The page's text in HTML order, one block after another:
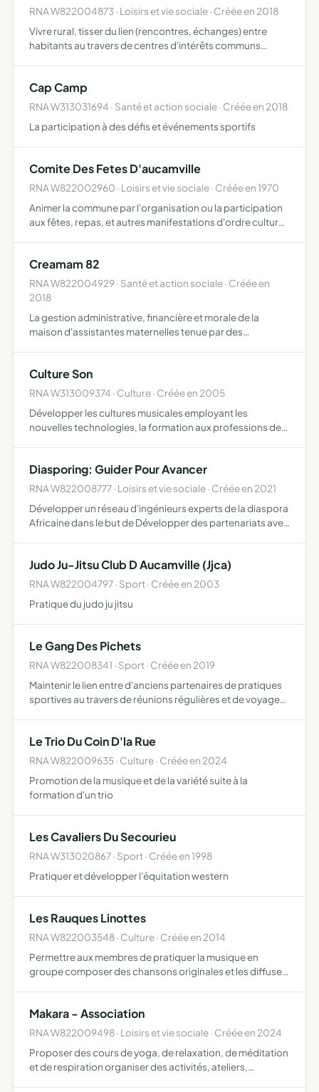
RNA W822004873 · Loisirs et vie sociale · Créée en 2018
Vivre rural, tisser du lien (rencontres, échanges) entre
habitants au travers de centres d'intérêts communs
associatives…
Cap Camp
RNA W313031694 · Santé et action sociale · Créée en 2018
La participation à des défis et événements sportifs
Comite Des Fetes D'aucamville
RNA W822002960 · Loisirs et vie sociale · Créée en 1970
Animer la commune par l'organisation ou la participation
aux fêtes, repas, et autres manifestations d'ordre culturel,
Creamam 82
RNA W822004929 · Santé et action sociale · Créée en
2018
La gestion administrative, financière et morale de la
maison d'assistantes maternelles tenue par des
individualit…
Culture Son
RNA W313009374 · Culture · Créée en 2005
Développer les cultures musicales employant les
nouvelles technologies, la formation aux professions de
personn…
Diasporing: Guider Pour Avancer
RNA W822008777 · Loisirs et vie sociale · Créée en 2021
Développer un réseau d'ingénieurs experts de la diaspora
Africaine dans le but de Développer des partenariats avec
Judo Ju-Jitsu Club D Aucamville (Jjca)
RNA W822004797 · Sport · Créée en 2003
Pratique du judo ju jitsu
Le Gang Des Pichets
RNA W822008341 · Sport · Créée en 2019
Maintenir le lien entre d'anciens partenaires de pratiques
sportives au travers de réunions régulières et de voyages
Le Trio Du Coin D'la Rue
RNA W822009635 · Culture · Créée en 2024
Promotion de la musique et de la variété suite à la
formation d'un trio
Les Cavaliers Du Secourieu
RNA W313020867 · Sport · Créée en 1998
Pratiquer et développer l'équitation western
Les Rauques Linottes
RNA W822003548 · Culture · Créée en 2014
Permettre aux membres de pratiquer la musique en
groupe composer des chansons originales et les diffuser
pr…
Makara - Association
RNA W822009498 · Loisirs et vie sociale · Créée en 2024
Proposer des cours de yoga, de relaxation, de méditation
et de respiration organiser des activités, ateliers,